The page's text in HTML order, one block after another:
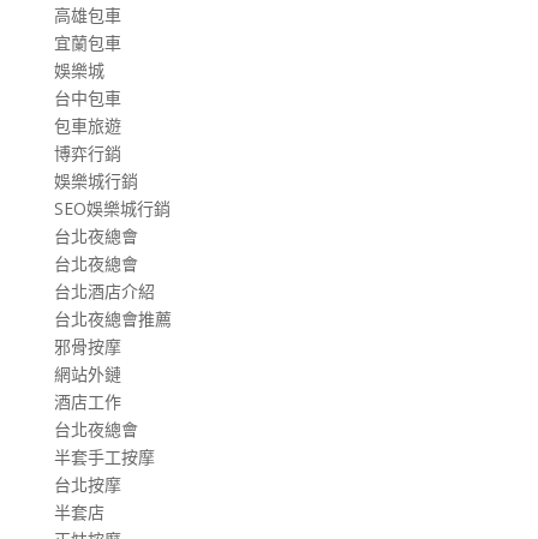
高雄包車
宜蘭包車
娛樂城
台中包車
包車旅遊
博弈行銷
娛樂城行銷
SEO娛樂城行銷
台北夜總會
台北夜總會
台北酒店介紹
台北夜總會推薦
邪骨按摩
網站外鏈
酒店工作
台北夜總會
半套手工按摩
台北按摩
半套店